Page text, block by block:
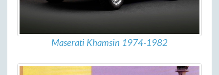
Maserati Khamsin 1974-1982